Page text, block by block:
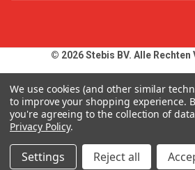
© 2026 Stebis BV. Alle
Alle prijzen en specificaties zijn onder
zolang de voorraad strekt. Afbeeldingen
afwijken van de werkelijkheid. Op al
leveringen zijn onze
toepassing. Wij wijzen u uitdrukkelijk
Typefouten alsmede prijswijzigingen
We use cookies (and other similar
to improve your shopping experience.
you're agreeing to the collection of
Privacy Policy.
Settings Reject all